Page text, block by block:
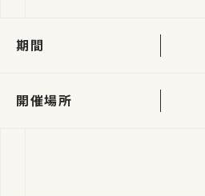
期間
開催場所